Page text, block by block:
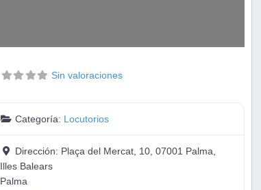
Sin valoraciones
Categoría: Locutorios
Dirección: Plaça del Mercat, 10, 07001 Palma,
Illes Balears
Palma